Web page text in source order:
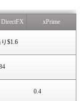
DirectFX xPrime
$1.6
0.4